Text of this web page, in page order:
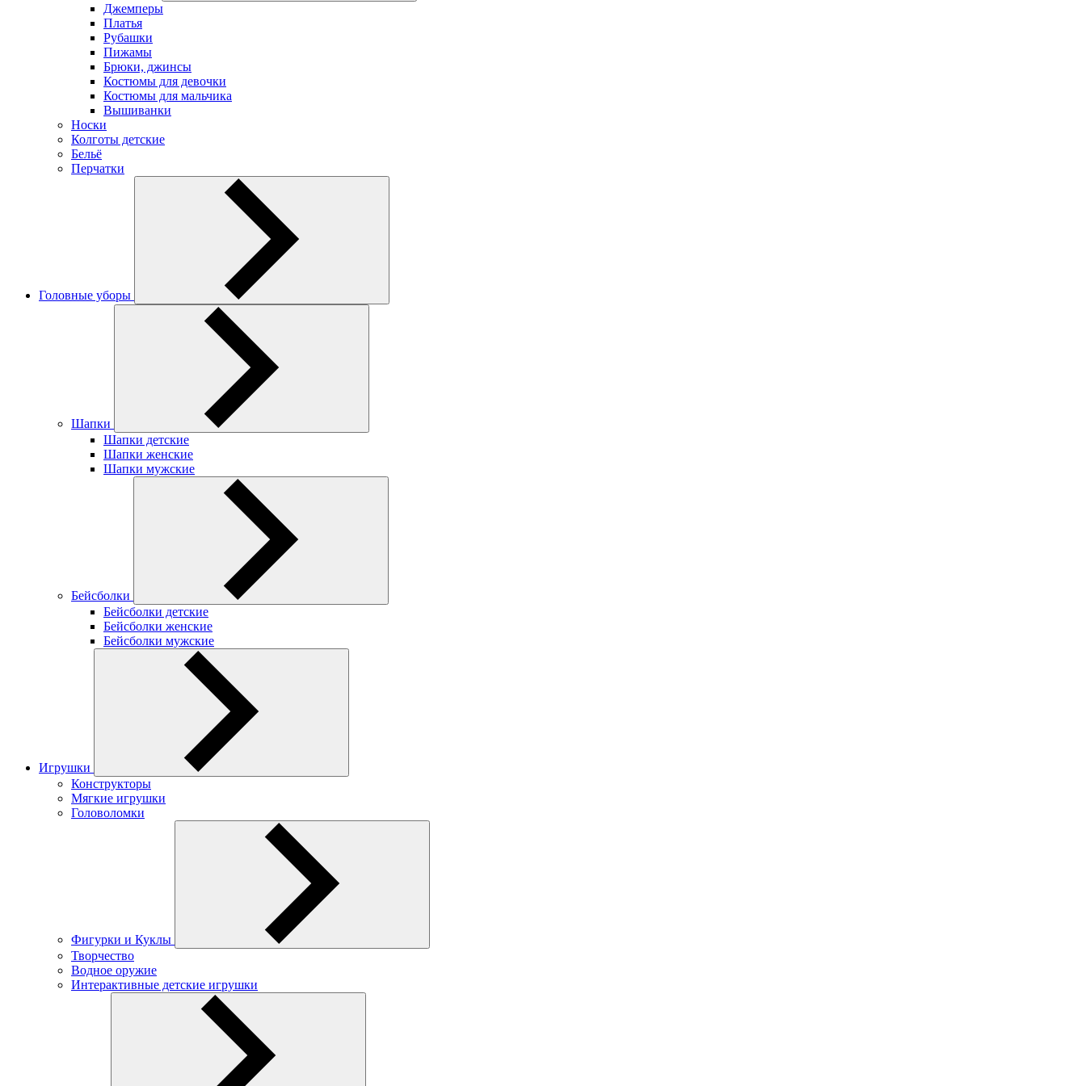
Джемперы
Платья
Рубашки
Пижамы
Брюки, джинсы
Костюмы для девочки
Костюмы для мальчика
Вышиванки
Носки
Колготы детские
Бельё
Перчатки
Головные уборы
Шапки
Шапки детские
Шапки женские
Шапки мужские
Бейсболки
Бейсболки детские
Бейсболки женские
Бейсболки мужские
Игрушки
Конструкторы
Мягкие игрушки
Головоломки
Фигурки и Куклы
Творчество
Водное оружие
Интерактивные детские игрушки